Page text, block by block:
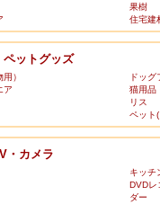
果樹
住宅建
ペットグッズ
） ドッグ
ア
猫用品
リス
ペッ
・カメラ
キッチ
DVDレ
ダー